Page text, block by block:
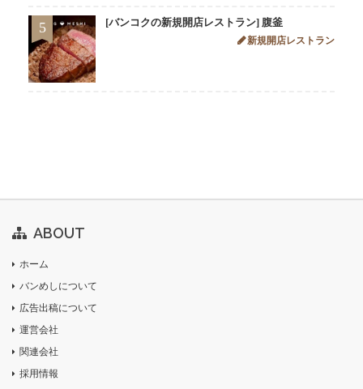
5 [バンコクの新規開店レストラン] 腹釜
新規開店レストラン
ABOUT
ホーム
バンめしについて
広告出稿について
運営会社
関連会社
採用情報